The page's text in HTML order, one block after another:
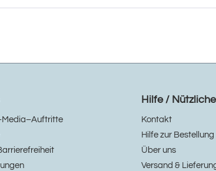
Hilfe /
Kontakt
Hilfe zur Bestellung
Über uns
Versand &